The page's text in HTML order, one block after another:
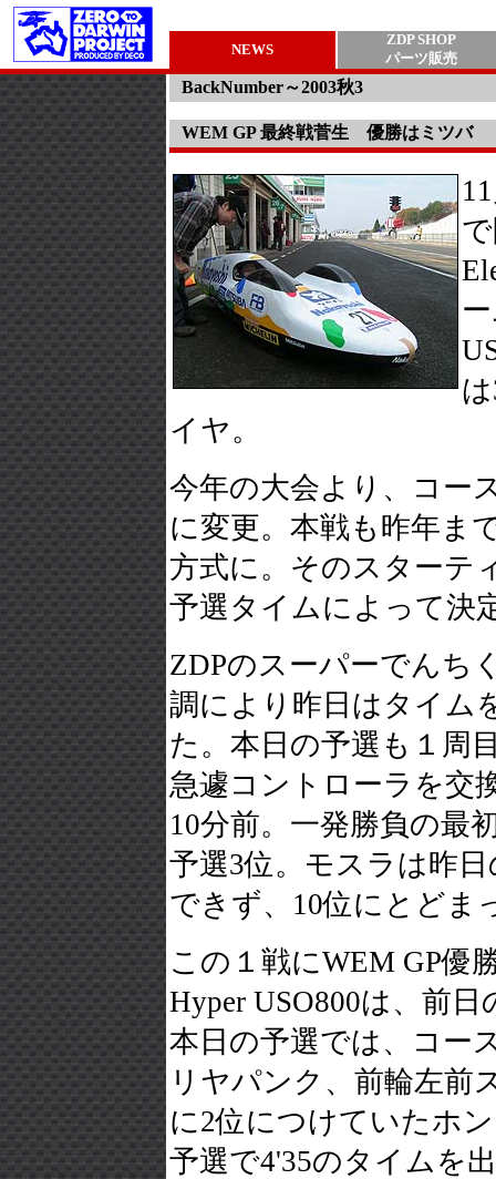
NEWS
ZDP SHOP
パーツ販売
BackNumber～2003秋3
WEM GP 最終戦菅生 優勝はミツバ
イヤ。
今年の大会より、コー
に変更。本戦も昨年ま
方式に。そのスターテ
予選タイムによって決
ZDPのスーパーでんち
調により昨日はタイム
た。本日の予選も１周
急遽コントローラを交
10分前。一発勝負の最
予選3位。モスラは昨
できず、10位にとどま
この１戦にWEM GP優
Hyper USO800は、前
本日の予選では、コー
リヤパンク、前輪左前
に2位につけていたホ
予選で4'35のタイムを